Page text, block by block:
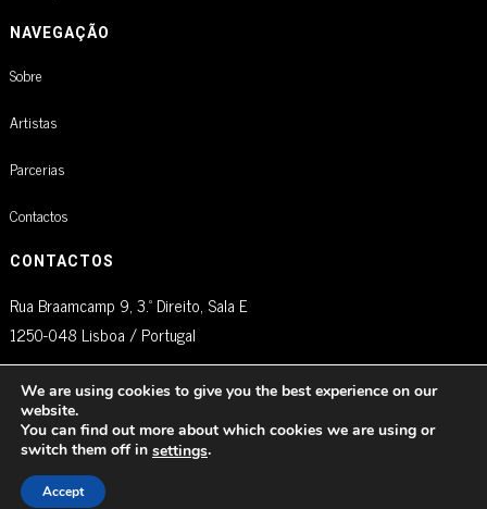
NAVEGAÇÃO
Sobre
Artistas
Parcerias
Contactos
CONTACTOS
Rua Braamcamp 9, 3.º Direito, Sala E
1250-048 Lisboa / Portugal
agm@artistglobalmanagement.com
© AGM Artist Global Management .
We are using cookies to give you the best experience on our
website.
You can find out more about which cookies we are using or
switch them off in settings.
Accept